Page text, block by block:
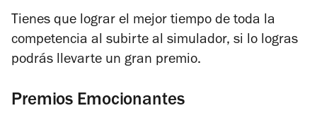
Tienes que lograr el mejor tiempo de toda la
competencia al subirte al simulador, si lo logras
podrás llevarte un gran premio.
Premios Emocionantes